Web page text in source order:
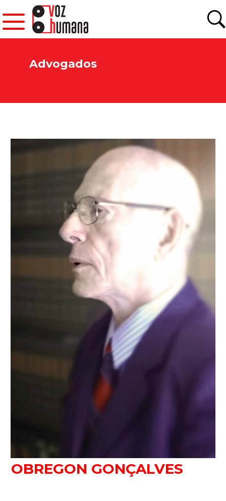
Advogados
OBREGON GONÇALVES
Newsletter.
Assine e receba os conteúdos no seu e-mail.
CADASTRAR